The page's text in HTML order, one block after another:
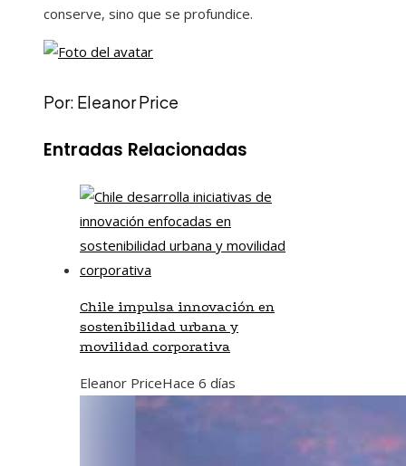
conserve, sino que se profundice.
Por: Eleanor Price
Entradas Relacionadas
Chile impulsa innovación en
sostenibilidad urbana y
movilidad corporativa
Eleanor PriceHace 6 días